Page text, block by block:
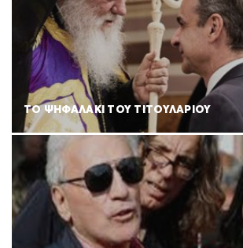
ΤΟ ΨΗΦΑΛΑΚΙ ΤΟΥ ΤΙΤΟΥΛΑΡΙΟΥ